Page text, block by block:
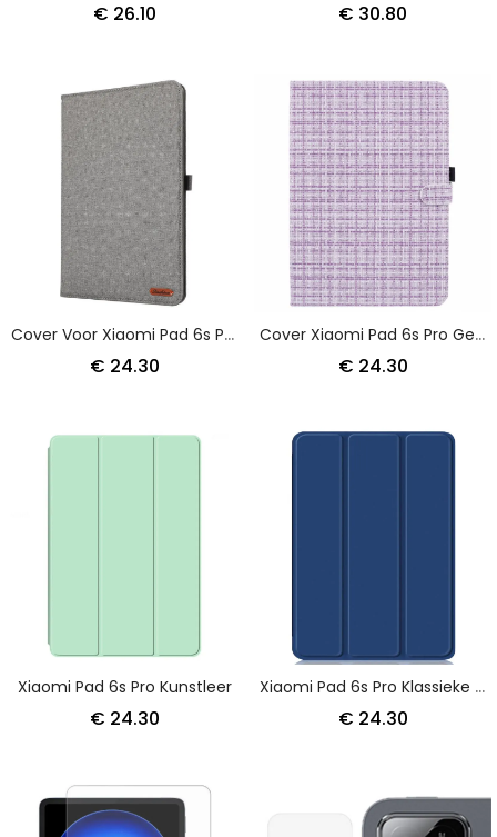
€ 26.10 € 30.80
Cover Voor Xiaomi Pad 6s Pro Stoffen Textuur
€ 24.30
Cover Xiaomi Pad 6s Pro Geweven Patroon Bescherming Hoesje
€ 24.30
Xiaomi Pad 6s Pro Kunstleer
€ 24.30
Xiaomi Pad 6s Pro Klassieke Stylushouder
€ 24.30